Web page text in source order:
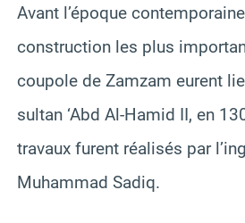
Avant l’époque
construction les plus
coupole de Zamzam eurent
sultan ‘Abd Al-Hamid II, en
travaux furent réalisés par
Muhammad Sadiq.